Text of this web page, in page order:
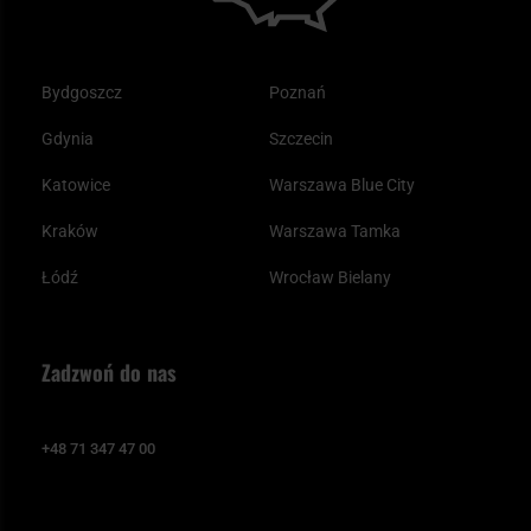
Bydgoszcz
Gdynia
Katowice
Kraków
Łódź
Poznań
Szczecin
Warszawa Blue City
Warszawa Tamka
Wrocław Bielany
Zadzwoń do nas
+48 71 347 47 00